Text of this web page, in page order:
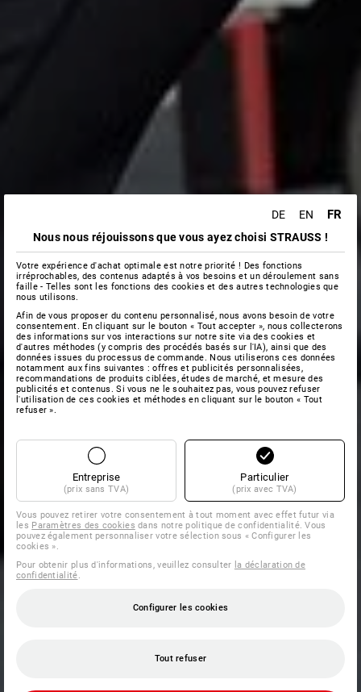
DE EN FR
Nous nous réjouissons que vous ayez choisi STRAUSS !
Votre expérience d'achat optimale est notre priorité ! Des fonctions
irréprochables, des contenus adaptés à vos besoins et un déroulement sans
faille - Telles sont les fonctions des cookies et des autres technologies que
nous utilisons.
Afin de vous proposer du contenu personnalisé, nous avons besoin de votre
consentement. En cliquant sur le bouton « Tout accepter », nous collecterons
des informations sur vos interactions sur notre site via des cookies et
d'autres méthodes (y compris des procédés basés sur l'IA), ainsi que des
données issues du processus de commande. Nous utiliserons ces données
notamment aux fins suivantes : offres et publicités personnalisées,
recommandations de produits ciblées, études de marché, et mesure des
publicités et contenus. Si vous ne le souhaitez pas, vous pouvez refuser
l'utilisation de ces cookies et méthodes en cliquant sur le bouton « Tout
refuser ».
Entreprise
(prix sans TVA)
Particulier
(prix avec TVA)
Vous pouvez retirer votre consentement à tout moment avec effet futur via
les Paramètres des cookies dans notre politique de confidentialité. Vous
pouvez également personnaliser votre sélection sous « Configurer les
cookies ».
Pour obtenir plus d'informations, veuillez consulter la déclaration de
confidentialité
Configurer les cookies
Tout refuser